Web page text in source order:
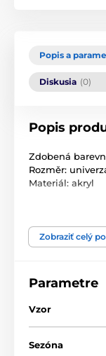
Popis a
Diskusia (0)
Popis
Zdobená
Rozměr:
Materiál: akryl
Zobraziť celý
Parametre
Vzor
Sezóna